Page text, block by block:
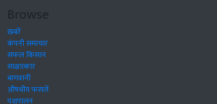
Browse
खबरें
कंपनी समाचार
सफल किसान
साक्षात्कार
बागवानी
औषधीय फसलें
पशुपालन